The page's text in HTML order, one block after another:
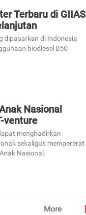
Terbaru di GIIAS
dipasarkan di Indonesia
biodiesel B50
Nasional
venture
menghadirkan
sekaligus mempererat
Nasional.
More